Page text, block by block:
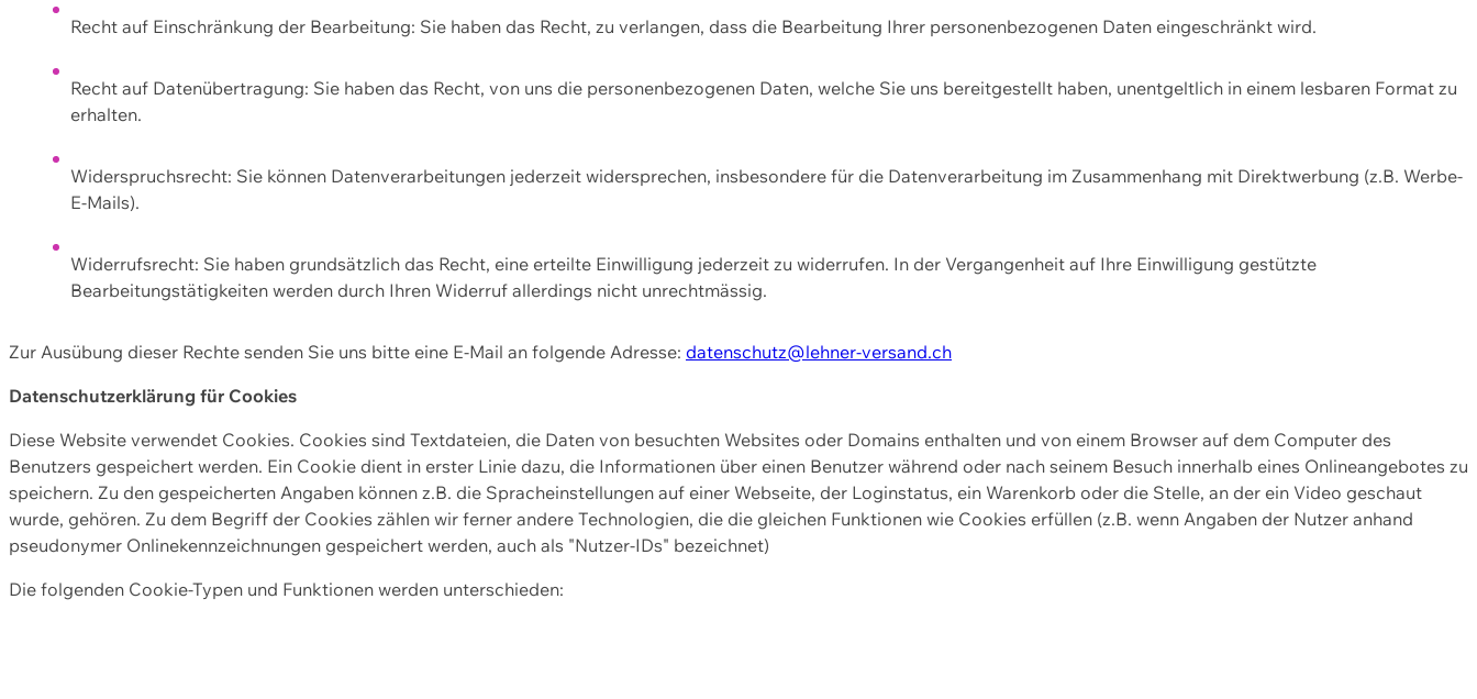
Recht auf Einschränkung der Bearbeitung: Sie haben das Recht, zu verlangen, dass die Bearbeitung Ihrer personenbezogenen Daten eingeschränkt wird.
Recht auf Datenübertragung: Sie haben das Recht, von uns die personenbezogenen Daten, welche Sie uns bereitgestellt haben, unentgeltlich in einem lesbaren Format zu
erhalten.
Widerspruchsrecht: Sie können Datenverarbeitungen jederzeit widersprechen, insbesondere für die Datenverarbeitung im Zusammenhang mit Direktwerbung (z.B. Werbe-
E-Mails).
Widerrufsrecht: Sie haben grundsätzlich das Recht, eine erteilte Einwilligung jederzeit zu widerrufen. In der Vergangenheit auf Ihre Einwilligung gestützte
Bearbeitungstätigkeiten werden durch Ihren Widerruf allerdings nicht unrechtmässig.
Zur Ausübung dieser Rechte senden Sie uns bitte eine E-Mail an folgende Adresse: datenschutz@lehner-versand.ch
Datenschutzerklärung für Cookies
Diese Website verwendet Cookies. Cookies sind Textdateien, die Daten von besuchten Websites oder Domains enthalten und von einem Browser auf dem Computer des
Benutzers gespeichert werden. Ein Cookie dient in erster Linie dazu, die Informationen über einen Benutzer während oder nach seinem Besuch innerhalb eines Onlineangebotes zu
speichern. Zu den gespeicherten Angaben können z.B. die Spracheinstellungen auf einer Webseite, der Loginstatus, ein Warenkorb oder die Stelle, an der ein Video geschaut
wurde, gehören. Zu dem Begriff der Cookies zählen wir ferner andere Technologien, die die gleichen Funktionen wie Cookies erfüllen (z.B. wenn Angaben der Nutzer anhand
pseudonymer Onlinekennzeichnungen gespeichert werden, auch als "Nutzer-IDs" bezeichnet)
Die folgenden Cookie-Typen und Funktionen werden unterschieden: